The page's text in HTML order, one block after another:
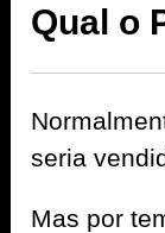
Qual o
seria
Mas por